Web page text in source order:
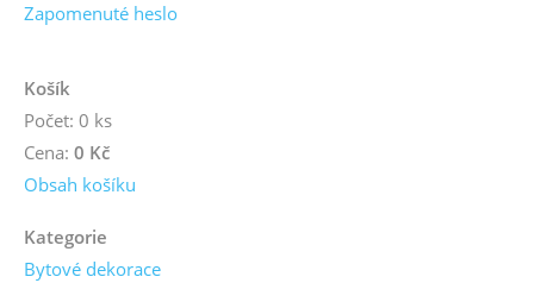
Zapomenuté heslo
Košík
Počet: 0 ks
Cena: 0 Kč
Obsah košíku
Kategorie
Bytové dekorace